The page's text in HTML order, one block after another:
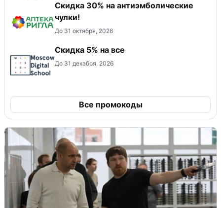
Скидка 30% на антиэмболические
чулки!
До 31 октября, 2026
Скидка 5% на все
До 31 декабря, 2026
Все промокоды